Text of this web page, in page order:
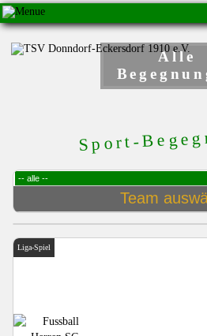
Alle
Sport-
Liga-Spiel